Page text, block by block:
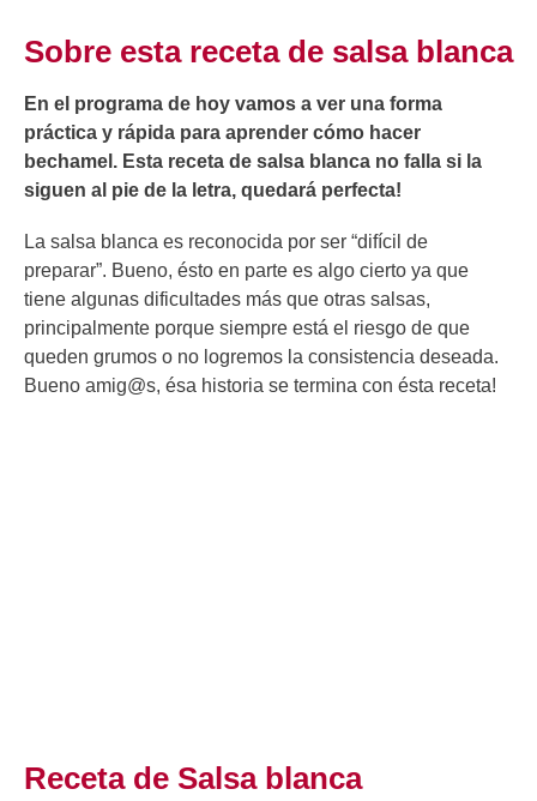
Sobre esta receta de salsa blanca
En el programa de hoy vamos a ver una forma
práctica y rápida para aprender cómo hacer
bechamel. Esta receta de salsa blanca no falla si la
siguen al pie de la letra, quedará perfecta!
La salsa blanca es reconocida por ser “difícil de
preparar”. Bueno, ésto en parte es algo cierto ya que
tiene algunas dificultades más que otras salsas,
principalmente porque siempre está el riesgo de que
queden grumos o no logremos la consistencia deseada.
Bueno amig@s, ésa historia se termina con ésta receta!
Receta de Salsa blanca